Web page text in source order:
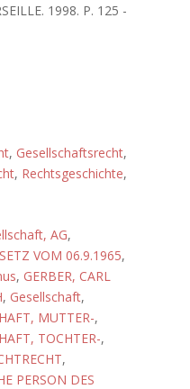
1998. P. 125 -
, Gesellschaftsrecht,
, Rechtsgeschichte,
AG,
VOM 06.9.1965,
, GERBER, CARL
, Gesellschaft,
MUTTER-,
TOCHTER-,
,
PERSON DES